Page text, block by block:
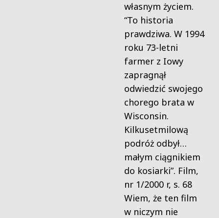
własnym życiem.
“To historia
prawdziwa. W 1994
roku 73-letni
farmer z Iowy
zapragnął
odwiedzić swojego
chorego brata w
Wisconsin.
Kilkusetmilową
podróż odbył…
małym ciągnikiem
do kosiarki”. Film,
nr 1/2000 r, s. 68
Wiem, że ten film
w niczym nie